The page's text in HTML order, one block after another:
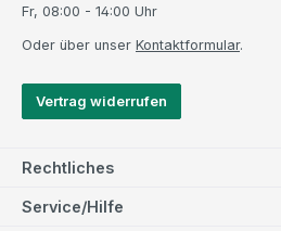
Fr, 08:00 - 14:00 Uhr
Oder über unser Kontaktformular.
Vertrag widerrufen
Rechtliches
Service/Hilfe